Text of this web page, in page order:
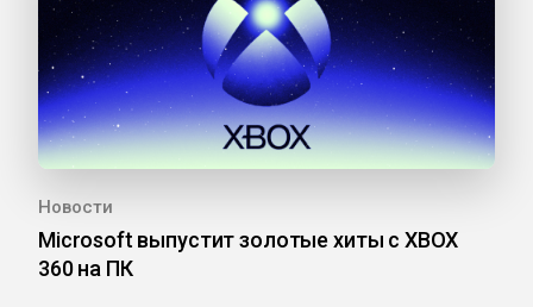
Новости
Microsoft выпустит золотые хиты с XBOX
360 на ПК